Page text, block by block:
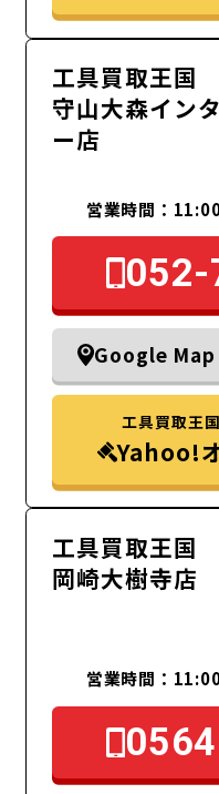
工具買取王国
守山大森インタ
ー店
営業時間：
052-
Google Map
工具買取王
Yahoo!
工具買取王国
岡崎大樹寺店
営業時間：